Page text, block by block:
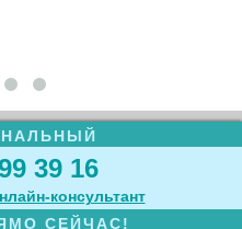
39 16
СЕЙЧАС!